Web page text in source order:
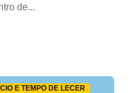
de...
E TEMPO DE LECER